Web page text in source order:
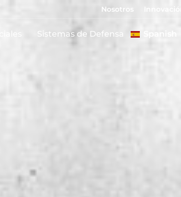
Nosotros Innovación
Sistemas de Defensa